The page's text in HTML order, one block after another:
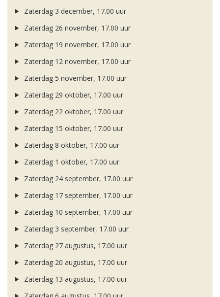
Zaterdag 3 december, 17.00 uur
Zaterdag 26 november, 17.00 uur
Zaterdag 19 november, 17.00 uur
Zaterdag 12 november, 17.00 uur
Zaterdag 5 november, 17.00 uur
Zaterdag 29 oktober, 17.00 uur
Zaterdag 22 oktober, 17.00 uur
Zaterdag 15 oktober, 17.00 uur
Zaterdag 8 oktober, 17.00 uur
Zaterdag 1 oktober, 17.00 uur
Zaterdag 24 september, 17.00 uur
Zaterdag 17 september, 17.00 uur
Zaterdag 10 september, 17.00 uur
Zaterdag 3 september, 17.00 uur
Zaterdag 27 augustus, 17.00 uur
Zaterdag 20 augustus, 17.00 uur
Zaterdag 13 augustus, 17.00 uur